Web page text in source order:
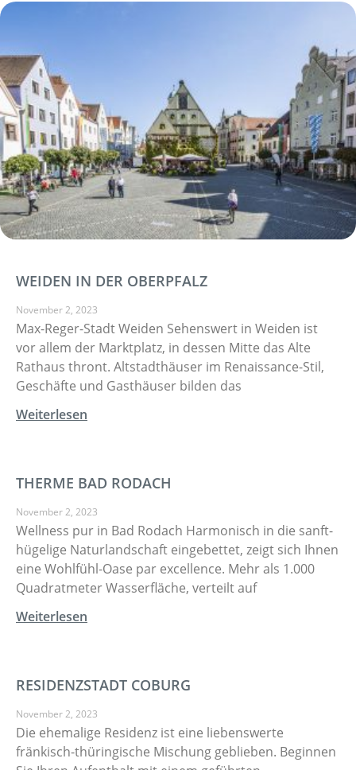
WEIDEN IN DER OBERPFALZ
November 2, 2023
Max-Reger-Stadt Weiden Sehenswert in Weiden ist
vor allem der Marktplatz, in dessen Mitte das Alte
Rathaus thront. Altstadthäuser im Renaissance-Stil,
Geschäfte und Gasthäuser bilden das
Weiterlesen
THERME BAD RODACH
November 2, 2023
Wellness pur in Bad Rodach Harmonisch in die sanft-
hügelige Naturlandschaft eingebettet, zeigt sich Ihnen
eine Wohlfühl-Oase par excellence. Mehr als 1.000
Quadratmeter Wasserfläche, verteilt auf
Weiterlesen
RESIDENZSTADT COBURG
November 2, 2023
Die ehemalige Residenz ist eine liebenswerte
fränkisch-thüringische Mischung geblieben. Beginnen